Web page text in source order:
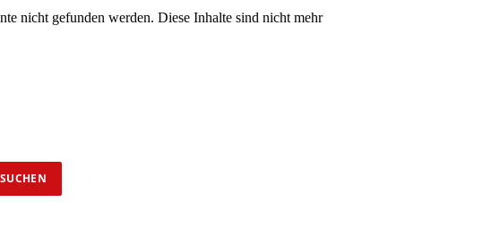
nicht gefunden werden. Diese Inhalte sind nicht mehr